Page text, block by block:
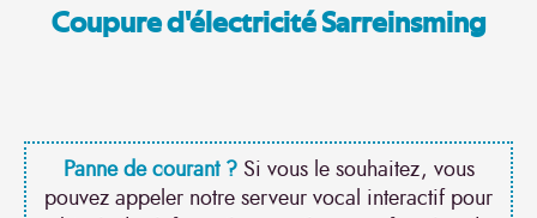
Coupure d'électricité Sarreinsming
Panne de courant ?Si vous le souhaitez, vous
pouvez appeler notre serveur vocal interactif pour